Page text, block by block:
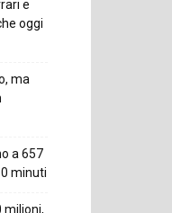
e
oggi
ma
a 657
minuti
milioni,